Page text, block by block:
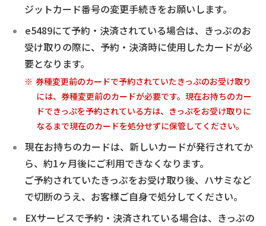
ジットカード番号の変更手続きをお願いします。
e5489にて予約・決済されている場合は、きっぷのお
受け取りの際に、予約・決済時に使用したカードが必
要となります。
券種変更前のカードで予約されていたきっぷのお受け取り
には、券種変更前のカードが必要です。現在お持ちのカー
ドできっぷを予約されている方は、きっぷをお受け取りに
なるまで現在のカードを処分せずに保管してください。
現在お持ちのカードは、新しいカードが発行されてか
ら、約1ヶ月後にご利用できなくなります。
ご予約されていたきっぷをお受け取り後、ハサミなど
で切断のうえ、お客様ご自身で処分してください。
EXサービスで予約・決済されている場合は、きっぷの